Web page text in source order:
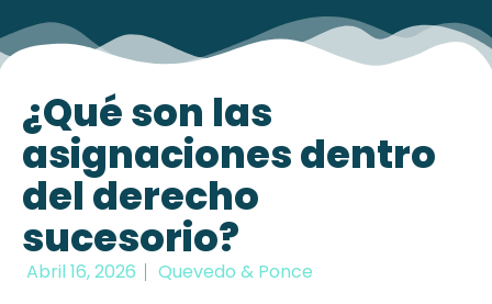
¿Qué son las
asignaciones dentro
del derecho
sucesorio?
Abril 16, 2026 Quevedo & Ponce